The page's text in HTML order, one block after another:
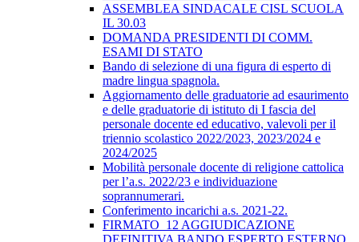
ASSEMBLEA SINDACALE CISL SCUOLA
IL 30.03
DOMANDA PRESIDENTI DI COMM.
ESAMI DI STATO
Bando di selezione di una figura di esperto di
madre lingua spagnola.
Aggiornamento delle graduatorie ad esaurimento
e delle graduatorie di istituto di I fascia del
personale docente ed educativo, valevoli per il
triennio scolastico 2022/2023, 2023/2024 e
2024/2025
Mobilità personale docente di religione cattolica
per l’a.s. 2022/23 e individuazione
soprannumerari.
Conferimento incarichi a.s. 2021-22.
FIRMATO_12 AGGIUDICAZIONE